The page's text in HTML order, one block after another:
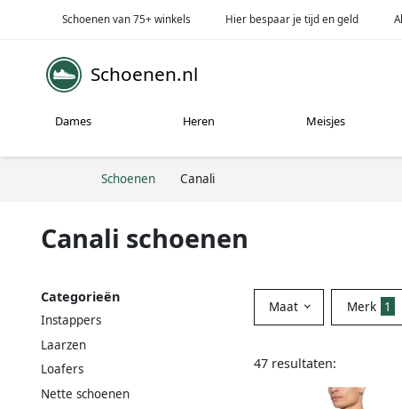
Schoenen van 75+ winkels Hier bespaar je tijd en geld
Schoenen.nl
Dames Heren Meisjes
Schoenen Canali
Canali schoenen
Categorieën
Instappers
Laarzen
Loafers
Nette schoenen
Maat Merk 1
47 resultaten: